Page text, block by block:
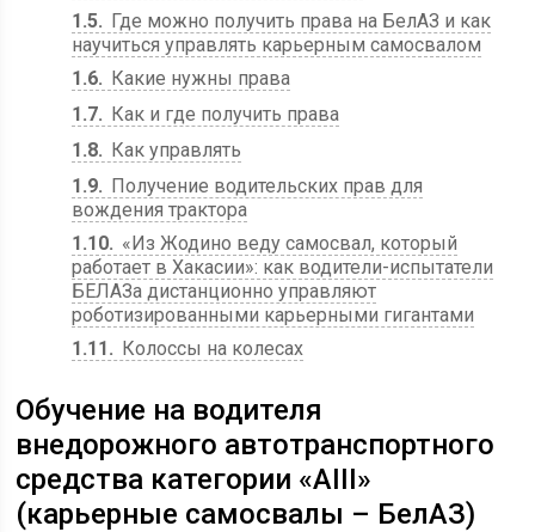
1.5
Где можно получить права на БелАЗ и как
научиться управлять карьерным самосвалом
1.6
Какие нужны права
1.7
Как и где получить права
1.8
Как управлять
1.9
Получение водительских прав для
вождения трактора
1.10
«Из Жодино веду самосвал, который
работает в Хакасии»: как водители-испытатели
БЕЛАЗа дистанционно управляют
роботизированными карьерными гигантами
1.11
Колоссы на колесах
Обучение на водителя
внедорожного автотранспортного
средства категории «АIII»
(карьерные самосвалы – БелАЗ)